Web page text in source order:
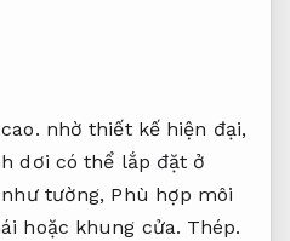
nhờ thiết kế hiện đại,
dơi có thể lắp đặt ở
tường, Phù hợp môi
hoặc khung cửa. Thép.